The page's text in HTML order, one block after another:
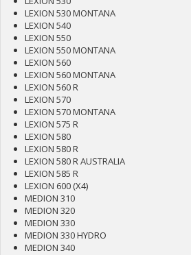
LEXION 530 MONTANA
LEXION 540
LEXION 550
LEXION 550 MONTANA
LEXION 560
LEXION 560 MONTANA
LEXION 560 R
LEXION 570
LEXION 570 MONTANA
LEXION 575 R
LEXION 580
LEXION 580 R
LEXION 580 R AUSTRALIA
LEXION 585 R
LEXION 600 (X4)
MEDION 310
MEDION 320
MEDION 330
MEDION 330 HYDRO
MEDION 340